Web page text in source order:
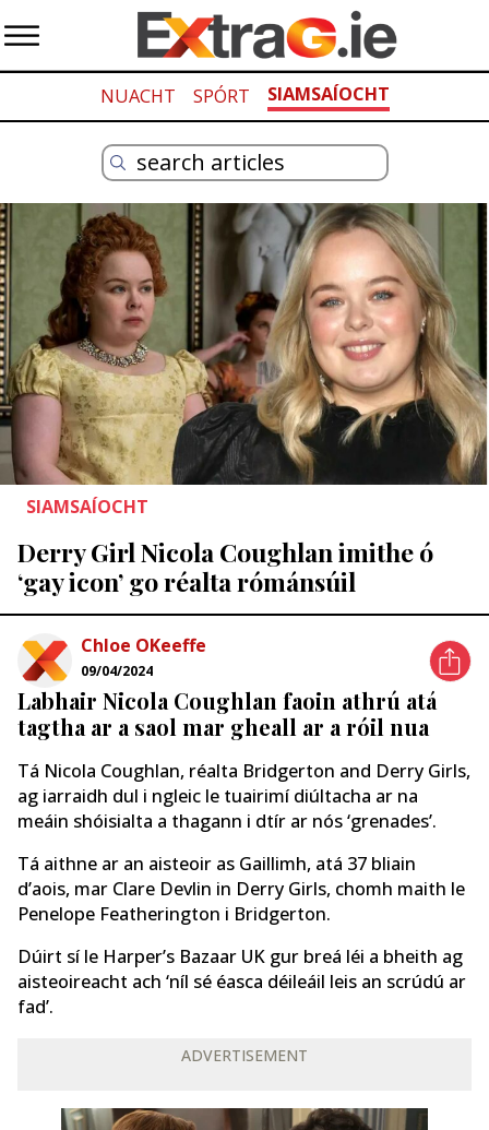
NUACHT SPÓRT SIAMSAÍOCHT
SIAMSAÍOCHT
Derry Girl Nicola Coughlan imithe ó
‘gay icon’ go réalta rómánsúil
Chloe OKeeffe
09/04/2024
Labhair Nicola Coughlan faoin athrú atá
tagtha ar a saol mar gheall ar a róil nua
Tá Nicola Coughlan, réalta Bridgerton and Derry Girls,
ag iarraidh dul i ngleic le tuairimí diúltacha ar na
meáin shóisialta a thagann i dtír ar nós ‘grenades’.
Tá aithne ar an aisteoir as Gaillimh, atá 37 bliain
d’aois, mar Clare Devlin in Derry Girls, chomh maith le
Penelope Featherington i Bridgerton.
Dúirt sí le Harper’s Bazaar UK gur breá léi a bheith ag
aisteoireacht ach ‘níl sé éasca déileáil leis an scrúdú ar
fad’.
ADVERTISEMENT